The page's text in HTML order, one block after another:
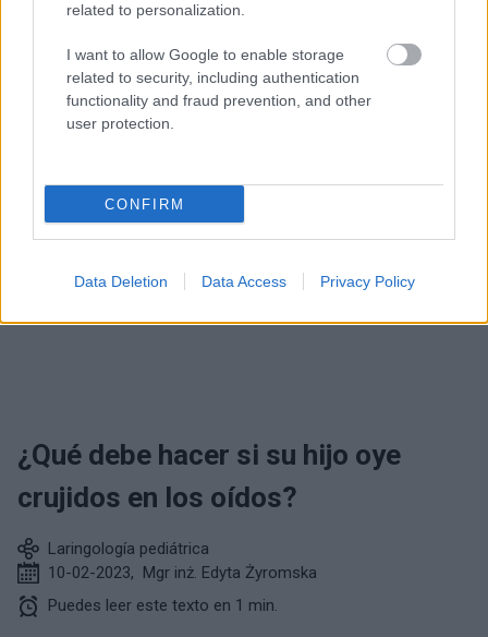
related to personalization.
I want to allow Google to enable storage
related to security, including authentication
functionality and fraud prevention, and other
user protection.
CONFIRM
Data Deletion Data Access Privacy Policy
Lee el siguiente texto de la categoría:
¿Qué debe hacer si su hijo oye
crujidos en los oídos?
Laringología pediátrica
10-02-2023, Mgr inż. Edyta Żyromska
Puedes leer este texto en 1 min.